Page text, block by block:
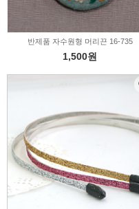
반제품 자수원형 머리끈 16-735
1,500원